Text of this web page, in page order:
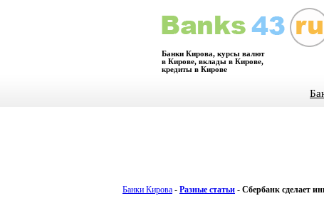
Банки Кирова, курсы валют
в Кирове, вклады в Кирове,
кредиты в Кирове
Банки Кирова - Разные статьи - Сбербанк сделает